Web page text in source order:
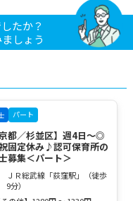
たか？
しょう
パート
京都／杉並区】週4日～◎
固定休み♪認可保育所の
募集＜パート＞
ＪＲ総武線「荻窪駅」（徒歩
9分）